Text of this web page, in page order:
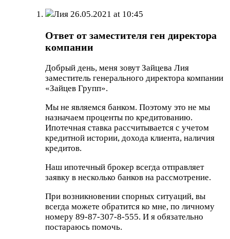
Лия 26.05.2021 at 10:45
Ответ от заместителя ген директора
компании
Добрый день, меня зовут Зайцева Лия
заместитель генерального директора компании
«Зайцев Групп».
Мы не являемся банком. Поэтому это не мы
назначаем проценты по кредитованию.
Ипотечная ставка рассчитывается с учетом
кредитной истории, дохода клиента, наличия
кредитов.
Наш ипотечный брокер всегда отправляет
заявку в несколько банков на рассмотрение.
При возникновении спорных ситуаций, вы
всегда можете обратится ко мне, по личному
номеру 89-87-307-8-555. И я обязательно
постараюсь помочь.